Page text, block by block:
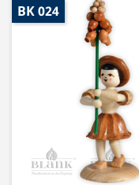
BK 024